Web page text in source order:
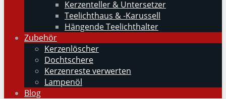
Kerzenteller & Untersetzer
Teelichthaus & -Karussell
Hängende Teelichthalter
Zubehör
Kerzenlöscher
Dochtschere
Kerzenreste verwerten
Lampenöl
Blog